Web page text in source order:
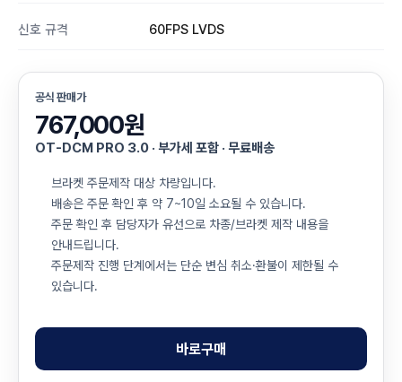
신호 규격 60FPS LVDS
공식 판매가
767,000원
OT-DCM PRO 3.0 · 부가세 포함 · 무료배송
브라켓 주문제작 대상 차량입니다.
배송은 주문 확인 후 약 7~10일 소요될 수 있습니다.
주문 확인 후 담당자가 유선으로 차종/브라켓 제작 내용을
안내드립니다.
주문제작 진행 단계에서는 단순 변심 취소·환불이 제한될 수
있습니다.
바로구매